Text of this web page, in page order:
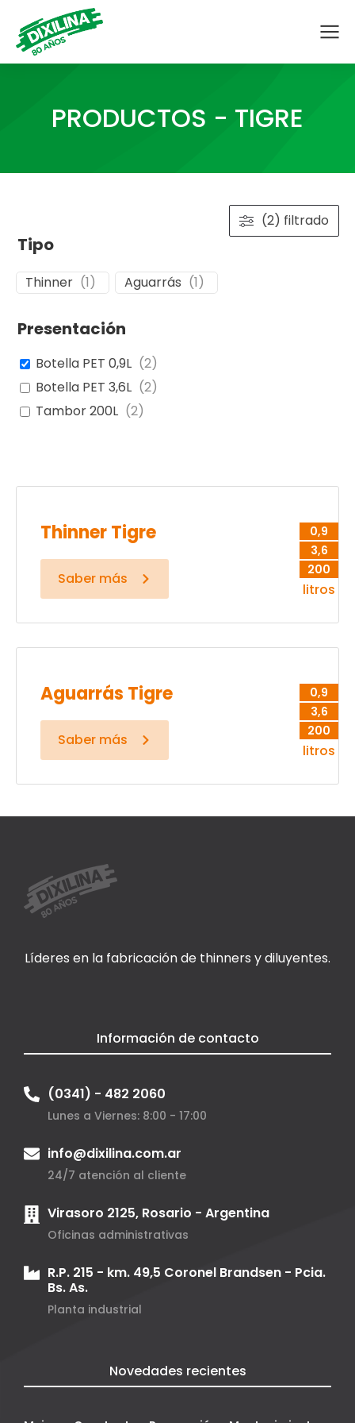
PRODUCTOS - TIGRE
(2) filtrado
Tipo
Thinner (1) Aguarrás (1)
Presentación
Botella PET 0,9L (2)
Botella PET 3,6L (2)
Tambor 200L (2)
0,9
3,6
200
litros
Thinner Tigre
Saber más
0,9
3,6
200
litros
Aguarrás Tigre
Saber más
Líderes en la fabricación de thinners y diluyentes.
Información de contacto
(0341) - 482 2060
Lunes a Viernes: 8:00 - 17:00
info@dixilina.com.ar
24/7 atención al cliente
Virasoro 2125, Rosario - Argentina
Oficinas administrativas
R.P. 215 - km. 49,5 Coronel Brandsen - Pcia.
Bs. As.
Planta industrial
Novedades recientes